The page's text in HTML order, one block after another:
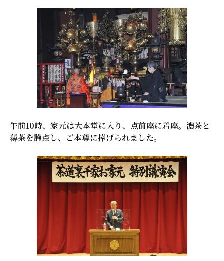
午前10時、家元は大本堂に入り、点前座に着座。濃茶と
薄茶を謹点し、ご本尊に捧げられました。